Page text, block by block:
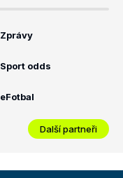
Zprávy
Sport odds
eFotbal
Další partneři